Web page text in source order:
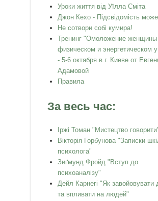
Уроки життя від Уїлла Сміта
Джон Кехо - Підсвідомість
Не сотвори собі кумира!
Тренинг "Омоложение женщины
физическом и энергетическом
- 5-6 октября в г. Киеве от
Адамовой
Правила
За весь час:
Іржі Томан "Мистецтво
Вікторія Горбунова "Записки
психолога"
Зиґмунд Фройд "Вступ до
психоаналізу"
Дейл Карнегі "Як завойовувати
та впливати на людей"